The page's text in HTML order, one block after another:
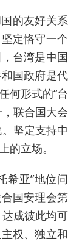
的友好关系
定恪守一个
台湾是中国
国政府是代
何形式的“台
联合国大会
坚定支持中
的立场。
希亚”地位问
国安理会第
成彼此均可
权、独立和